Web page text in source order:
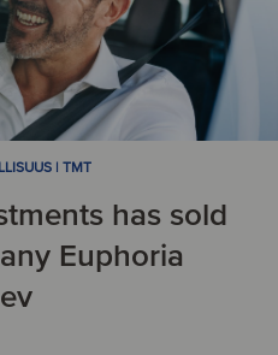
| TMT
has sold
Euphoria